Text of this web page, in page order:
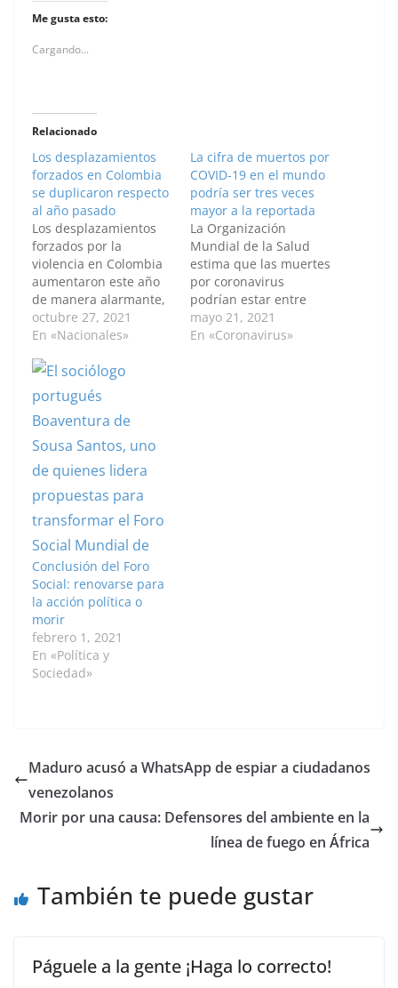
Me gusta esto:
Cargando...
Relacionado
Los desplazamientos
forzados en Colombia
se duplicaron respecto
al año pasado
Los desplazamientos
forzados por la
violencia en Colombia
aumentaron este año
de manera alarmante,
cerca de duplicar el
total de 2020 y de
anuales registradas en
2012. El número de
afectados en
emergencias de
desplazamiento masivo
57.100 personas, una
cifra que duplicó los…
octubre 27, 2021
En «Nacionales»
La cifra de muertos por
COVID-19 en el mundo
podría ser tres veces
mayor a la reportada
La Organización
Mundial de la Salud
estima que las muertes
por coronavirus
podrían estar entre
seis y ocho millones de
personas. Por: Peter
mayo 21, 2021
En «Coronavirus»
Conclusión del Foro
Social: renovarse para
la acción política o
morir
febrero 1, 2021
En «Política y
Sociedad»
Maduro acusó a WhatsApp de espiar a ciudadanos
venezolanos
Morir por una causa: Defensores del ambiente en la
línea de fuego en África
También te puede gustar
Páguele a la gente ¡Haga lo correcto!